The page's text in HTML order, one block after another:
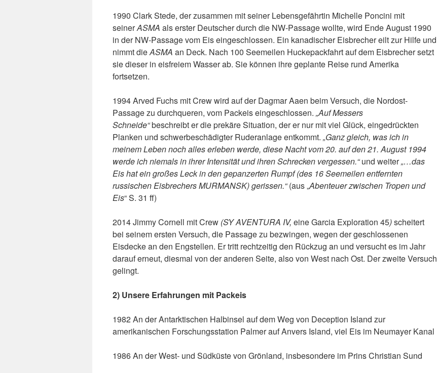
1990 Clark Stede, der zusammen mit seiner Lebensgefährtin Michelle Poncini mit
seinerASMA als erster Deutscher durch die NW-Passage wollte, wird Ende August 1990
in der NW-Passage vom Eis eingeschlossen. Ein kanadischer Eisbrecher eilt zur Hilfe und
nimmt dieASMA an Deck. Nach 100 Seemeilen Huckepackfahrt auf dem Eisbrecher setzt
sie dieser in eisfreiem Wasser ab. Sie können ihre geplante Reise rund Amerika
fortsetzen.
1994 Arved Fuchs mit Crew wird auf der Dagmar Aaen beim Versuch, die Nordost-
Passage zu durchqueren, vom Packeis eingeschlossen. „Auf Messers
Schneide“beschreibt er die prekäre Situation, der er nur mit viel Glück, eingedrückten
Planken und schwerbeschädigter Ruderanlage entkommt. „Ganz gleich, was ich in
meinem Leben noch alles erleben werde, diese Nacht vom 20. auf den 21. August 1994
werde ich niemals in ihrer Intensität und ihren Schrecken vergessen.“und weiter„…das
Eis hat ein großes Leck in den gepanzerten Rumpf (des 16 Seemeilen entfernten
russischen Eisbrechers MURMANSK) gerissen.“(aus „Abenteuer zwischen Tropen und
Eis“ S. 31 ff)
2014 Jimmy Cornell mit Crew (SY AVENTURA IV, eine Garcia Exploration 45)scheitert
bei seinem ersten Versuch, die Passage zu bezwingen, wegen der geschlossenen
Eisdecke an den Engstellen. Er tritt rechtzeitig den Rückzug an und versucht es im Jahr
darauf erneut, diesmal von der anderen Seite, also von West nach Ost. Der zweite Versuch
gelingt.
2) Unsere Erfahrungen mit Packeis
1982 An der Antarktischen Halbinsel auf dem Weg von Deception Island zur
amerikanischen Forschungsstation Palmer auf Anvers Island, viel Eis im Neumayer Kanal
1986 An der West- und Südküste von Grönland, insbesondere im Prins Christian Sund